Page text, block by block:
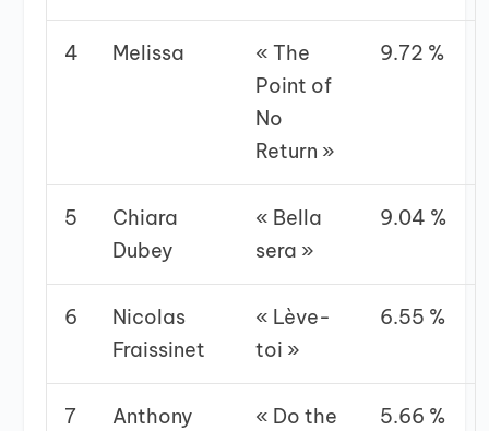
4 Melissa
« The
Point of
No
Return »
9.72 %
5
Chiara
Dubey
« Bella
sera »
9.04 %
6
Nicolas
Fraissinet
« Lève-
toi »
6.55 %
7
Anthony
« Do the
5.66 %